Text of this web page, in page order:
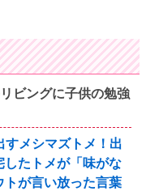
ビングに子供の勉強
すメシマズトメ！出
したトメが「味がな
トが言い放った言葉